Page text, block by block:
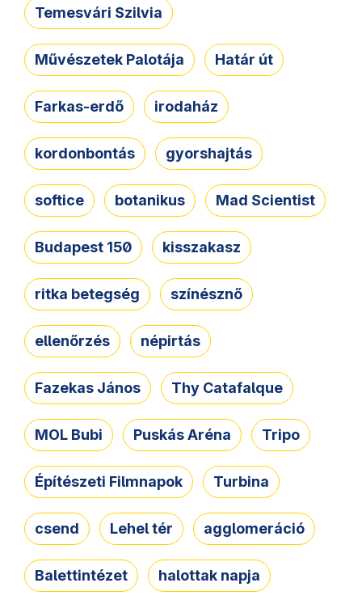
Temesvári Szilvia
Művészetek Palotája Határ út
Farkas-erdő irodaház
kordonbontás gyorshajtás
softice botanikus Mad Scientist
Budapest 150 kisszakasz
ritka betegség színésznő
ellenőrzés népirtás
Fazekas János Thy Catafalque
MOL Bubi Puskás Aréna Tripo
Építészeti Filmnapok Turbina
csend Lehel tér agglomeráció
Balettintézet halottak napja